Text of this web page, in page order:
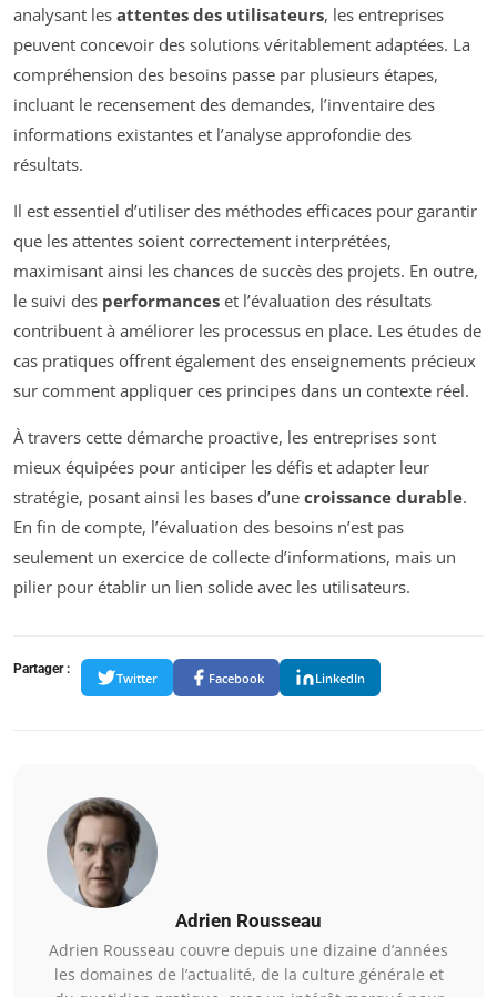
analysant les attentes des utilisateurs, les entreprises
peuvent concevoir des solutions véritablement adaptées. La
compréhension des besoins passe par plusieurs étapes,
incluant le recensement des demandes, l’inventaire des
informations existantes et l’analyse approfondie des
résultats.
Il est essentiel d’utiliser des méthodes efficaces pour garantir
que les attentes soient correctement interprétées,
maximisant ainsi les chances de succès des projets. En outre,
le suivi des performances et l’évaluation des résultats
contribuent à améliorer les processus en place. Les études de
cas pratiques offrent également des enseignements précieux
sur comment appliquer ces principes dans un contexte réel.
À travers cette démarche proactive, les entreprises sont
mieux équipées pour anticiper les défis et adapter leur
stratégie, posant ainsi les bases d’une croissance durable.
En fin de compte, l’évaluation des besoins n’est pas
seulement un exercice de collecte d’informations, mais un
pilier pour établir un lien solide avec les utilisateurs.
Partager :
Twitter Facebook LinkedIn
Adrien Rousseau
Adrien Rousseau couvre depuis une dizaine d’années
les domaines de l’actualité, de la culture générale et